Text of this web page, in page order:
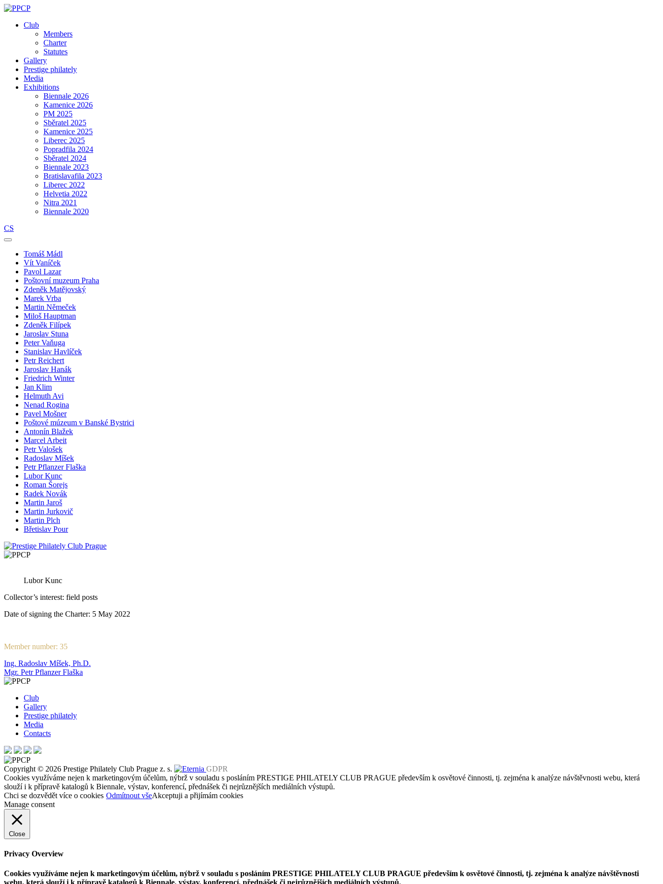
Skip
contentClub
Members
Charter
Statutes
Gallery
Prestige philately
Media
Exhibitions
Biennale 2026
Kamenice 2026
PM 2025
Sběratel 2025
Kamenice 2025
Liberec 2025
Popradfila 2024
Sběratel 2024
Biennale 2023
Bratislavafila 2023
Liberec 2022
Helvetia 2022
Nitra 2021
Biennale 2020
CS
Tomáš Mádl
Vít Vaníček
Pavol Lazar
Poštovní muzeum Praha
Zdeněk Matějovský
Marek Vrba
Martin Němeček
Miloš Hauptman
Zdeněk Filípek
Jaroslav Stuna
Peter Vaňuga
Stanislav Havlíček
Petr Reichert
Jaroslav Hanák
Friedrich Winter
Jan Klim
Helmuth Avi
Nenad Rogina
Pavel Mošner
Poštové múzeum v Banské Bystrici
Antonín Blažek
Marcel Arbeit
Petr Valošek
Radoslav Míšek
Petr Pflanzer Flaška
Lubor Kunc
Roman Šorejs
Radek Novák
Martin Jaroš
Martin Jurkovič
Martin Plch
Břetislav Pour
Lubor Kunc
Collector’s interest: field posts
Date of signing the Charter: 5 May 2022
Member number: 35
Post
navigation
Ing. Radoslav Míšek, Ph.D.
Mgr. Petr Pflanzer Flaška
Club
Gallery
Prestige philately
Media
Contacts
Copyright © 2026 Prestige Philately Club Prague z. s.
GDPR
Cookies využíváme nejen k marketingovým účelům, nýbrž v souladu s posláním PRESTIGE PHILATELY CLUB PRAGUE především k osvětové činnosti, tj. zejména k analýze návštěvnosti webu, která
slouží i k přípravě katalogů k Biennale, výstav, konferencí, přednášek či nejrůznějších mediálních výstupů.
Chci se dozvědět více o cookies Odmítnout všeAkceptuji a přijímám cookies
Manage consent
Close
Privacy Overview
Cookies využíváme nejen k marketingovým účelům, nýbrž v souladu s posláním PRESTIGE PHILATELY CLUB PRAGUE především k osvětové činnosti, tj. zejména k analýze návštěvnosti
webu, která slouží i k přípravě katalogů k Biennale, výstav, konferencí, přednášek či nejrůznějších mediálních výstupů.